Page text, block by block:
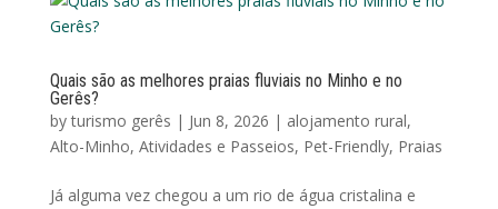
Quais são as melhores praias fluviais no Minho e no
Gerês?
byturismo gerês | Jun 8, 2026 | alojamento rural,
Alto-Minho, Atividades e Passeios, Pet-Friendly, Praias
Já alguma vez chegou a um rio de água cristalina e